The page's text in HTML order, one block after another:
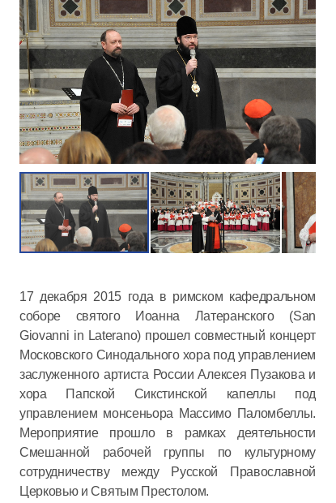
17 декабря 2015 года в римском кафедральном
соборе святого Иоанна Латеранского (San
Giovanni in Laterano) прошел совместный концерт
Московского Синодального хора под управлением
заслуженного артиста России Алексея Пузакова и
хора Папской Сикстинской капеллы под
управлением монсеньора Массимо Паломбеллы.
Мероприятие прошло в рамках деятельности
Смешанной рабочей группы по культурному
сотрудничеству между Русской Православной
Церковью и Святым Престолом.